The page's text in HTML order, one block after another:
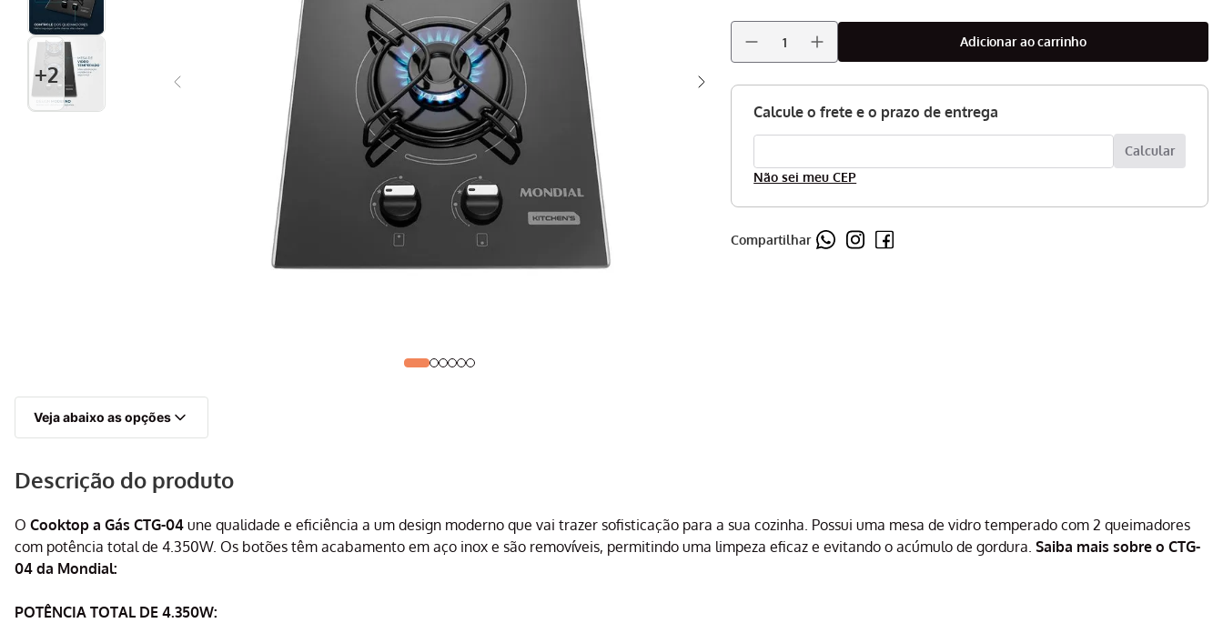
+2
adicionar ao carrinho
Não sei meu CEP
Compartilhar
Veja abaixo as opções
Descrição do produto
O Cooktop a Gás CTG-04 une qualidade e eficiência a um design moderno que vai trazer sofisticação para a sua cozinha. Possui uma mesa de vidro temperado com 2 queimadores
com potência total de 4.350W. Os botões têm acabamento em aço inox e são removíveis, permitindo uma limpeza eficaz e evitando o acúmulo de gordura. Saiba mais sobre o CTG-
04 da Mondial:
POTÊNCIA TOTAL DE 4.350W:
10ºMultiprocessador